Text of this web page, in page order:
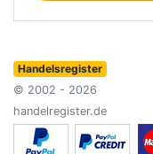
Handelsregister
© 2002 - 2026
handelregister.de